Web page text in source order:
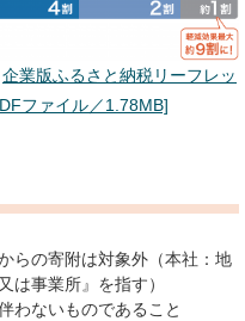
企業版ふるさと納税リーフレッ
ファイル／1.78MB]
らの寄附は対象外（本社：地
は事業所』を指す）
わないものであること